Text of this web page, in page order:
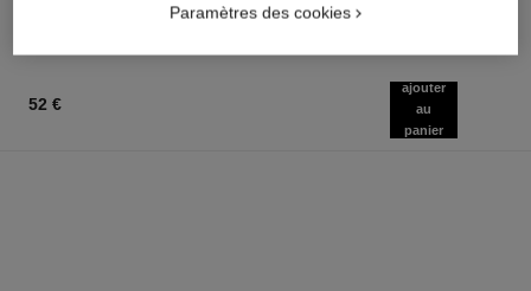
52 €
ajouter
au
panier
Paramètres des cookies